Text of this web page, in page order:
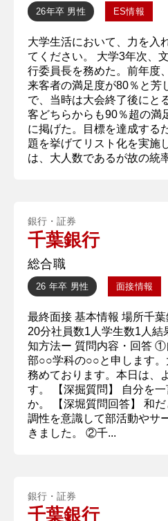
26年卒 男性 ES情報
大学生活において、力を入
てください。 大学3年次、
行委員長を務めた。前年度
来客者の満足度が80％と芳
で、当時は大会終了後にと
客どちらからも90％超の満
に掲げた。目標を達成する
題を挙げてリスト化を実施
は、大人数であるが故の統
銀行・証券
千葉銀行
総合職
26 年卒 男性 面接情報
最終面接 基本情報 場所千
20分社員数1人学生数1人結
知方法ー 質問内容・回答
部○○学科の○○と申します
務めております。本日は、
す。 【深掘質問】 自分を
か。 【深堀質問回答】 和
調性を意識して部活動やサ
きました。 ②千...
銀行・証券
千葉銀行